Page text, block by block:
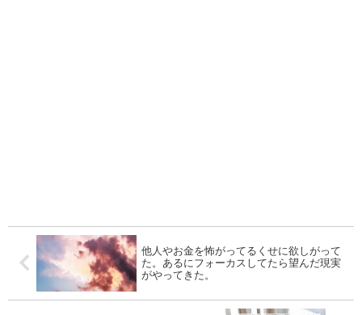
他人やお金を怖がってるくせに欲しがって
た。あるにフォーカスしてたら望んだ現実
がやってきた。